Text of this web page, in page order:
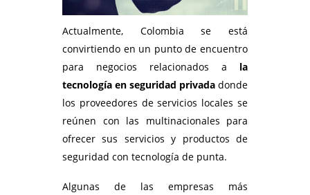
Actualmente, Colombia se está
convirtiendo en un punto de encuentro
para negocios relacionados a la
tecnología en seguridad privada donde
los proveedores de servicios locales se
reúnen con las multinacionales para
ofrecer sus servicios y productos de
seguridad con tecnología de punta.
Algunas de las empresas más